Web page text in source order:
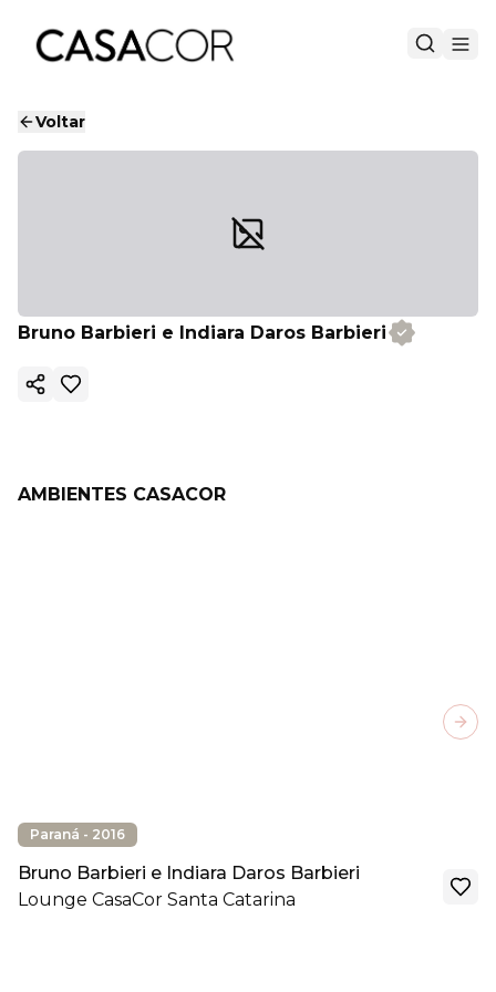
Voltar
Bruno Barbieri e Indiara Daros Barbieri
Copiar link
AMBIENTES CASACOR
Paraná - 2016
Bruno Barbieri e Indiara Daros Barbieri
Lounge CasaCor Santa Catarina